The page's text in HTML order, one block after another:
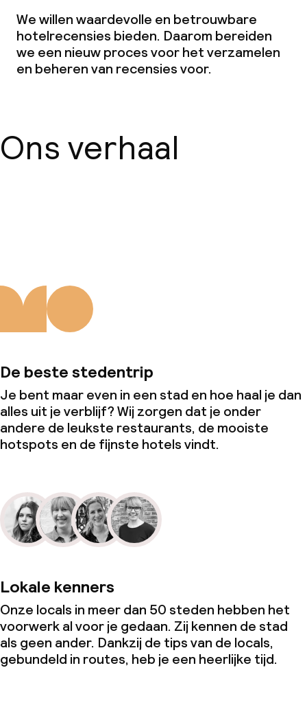
Conferentieruimte
Vergaderruimte
Borg bij aankomst
We willen waardevolle en betrouwbare
hotelrecensies bieden. Daarom bereiden
we een nieuw proces voor het verzamelen
en beheren van recensies voor.
Ons verhaal
De beste stedentrip
Je bent maar even in een stad en hoe haal je dan
alles uit je verblijf? Wij zorgen dat je onder
andere de leukste restaurants, de mooiste
hotspots en de fijnste hotels vindt.
Lokale kenners
Onze locals in meer dan 50 steden hebben het
voorwerk al voor je gedaan. Zij kennen de stad
als geen ander. Dankzij de tips van de locals,
gebundeld in routes, heb je een heerlijke tijd.